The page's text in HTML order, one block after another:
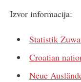
Izvor informacija:
Statistik
Croatian
Neue